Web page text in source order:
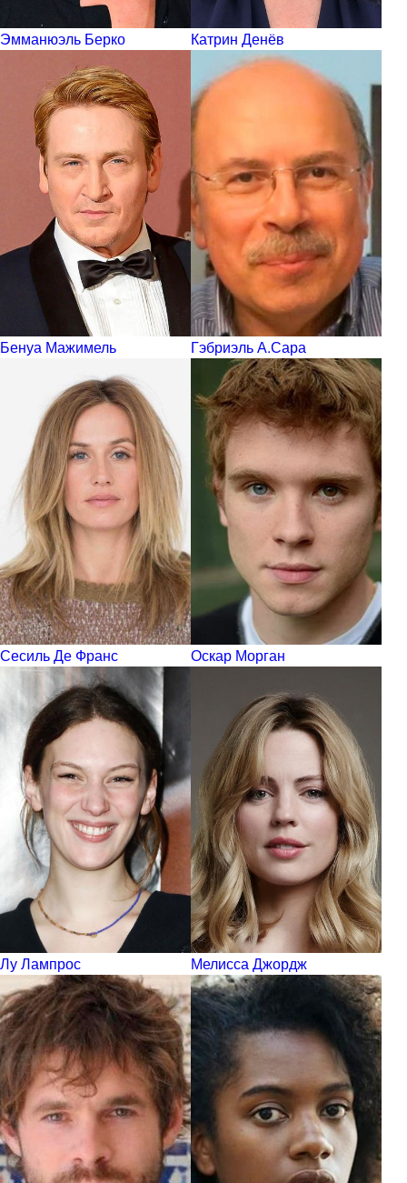
Эмманюэль Берко Катрин Денёв
Бенуа Мажимель Гэбриэль А.Сара
Сесиль Де Франс Оскар Морган
Лу Лампрос Мелисса Джордж